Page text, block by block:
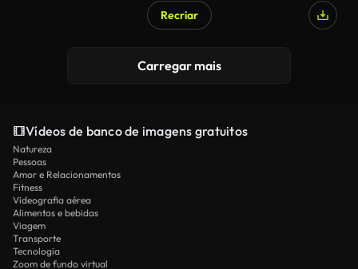
Recriar
Carregar mais
Vídeos de banco de imagens gratuitos
Natureza
Pessoas
Amor e Relacionamentos
Fitness
Videografia aérea
Alimentos e bebidas
Viagem
Transporte
Tecnologia
Zoom de fundo virtual